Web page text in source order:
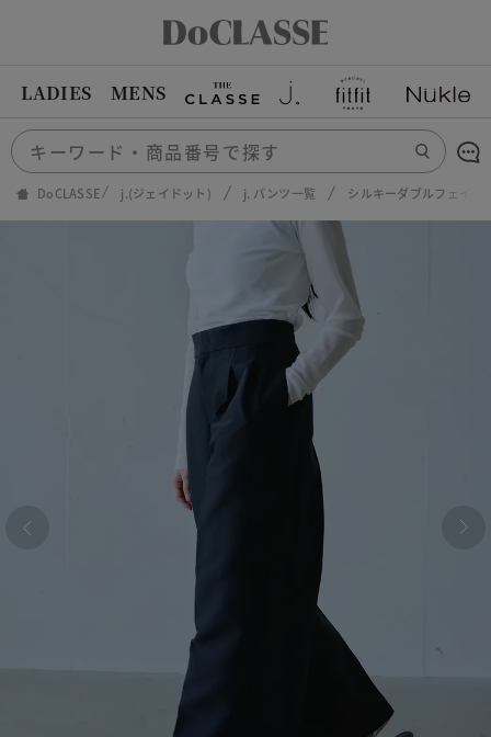
LADIES MENS
DoCLASSE j.(ジェイドット) j. パンツ一覧 シルキーダブルフェイス